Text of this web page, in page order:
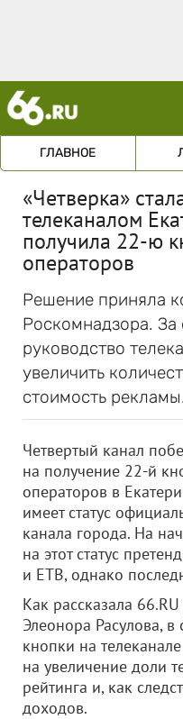
ГЛАВНОЕ
«Четверка»
телеканалом
получила 22-ю
операторов
Решение приняла
Роскомнадзора. За
руководство
увеличить
стоимость
Четвертый канал
на получение 22-й
операторов в
имеет статус
канала города. На
на этот статус
и ЕТВ, однако
Как рассказала
Элеонора Расулова,
кнопки на
на увеличение доли
рейтинга и, как
доходов.